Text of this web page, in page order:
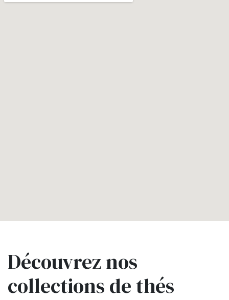
Découvrez nos
collections de thés